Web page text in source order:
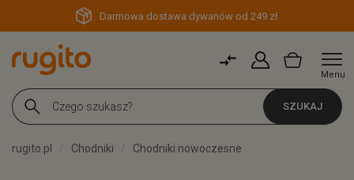
Darmowa dostawa dywanów od 249 zł
Menu
SZUKAJ
rugito.pl Chodniki Chodniki nowoczesne